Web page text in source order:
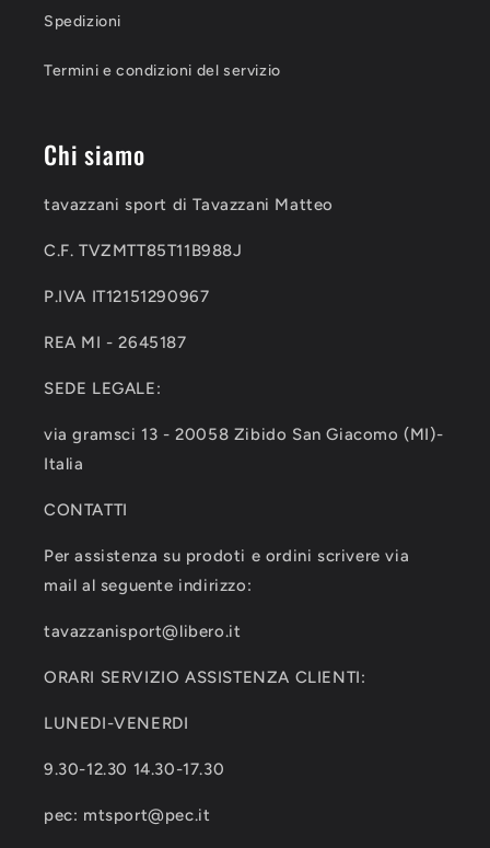
Spedizioni
Termini e condizioni del servizio
Chi siamo
tavazzani sport di Tavazzani Matteo
C.F. TVZMTT85T11B988J
P.IVA IT12151290967
REA MI - 2645187
SEDE LEGALE:
via gramsci 13 - 20058 Zibido San Giacomo (MI)-
Italia
CONTATTI
Per assistenza su prodoti e ordini scrivere via
mail al seguente indirizzo:
tavazzanisport@libero.it
ORARI SERVIZIO ASSISTENZA CLIENTI:
LUNEDI-VENERDI
9.30-12.30 14.30-17.30
pec: mtsport@pec.it